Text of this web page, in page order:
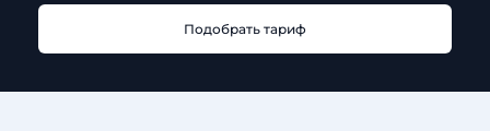
Подобрать тариф